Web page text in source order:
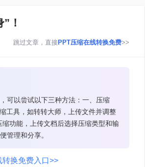
！
跳过文章，直接PPT压缩在线转换免费>>
可以尝试以下三种方法：一、压缩
工具，如转转大师，上传文件并调整
功能，上传文档后选择压缩类型和输
管理和分享。
转换免费入口>>